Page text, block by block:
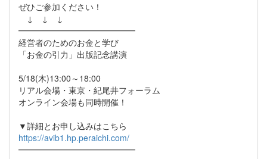
ぜひご参加ください！
↓ ↓ ↓
━━━━━━━━━━━━━━
経営者のためのお金と学び
「お金の引力」出版記念講演
5/18(木)13:00～18:00
リアル会場・東京・紀尾井フォーラム
オンライン会場も同時開催！
▼詳細とお申し込みはこちら
https://avib1.hp.peraichi.com/
━━━━━━━━━━━━━━